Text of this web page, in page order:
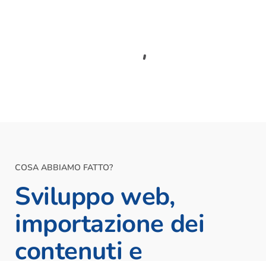
COSA ABBIAMO FATTO?
Sviluppo web,
importazione dei
contenuti e